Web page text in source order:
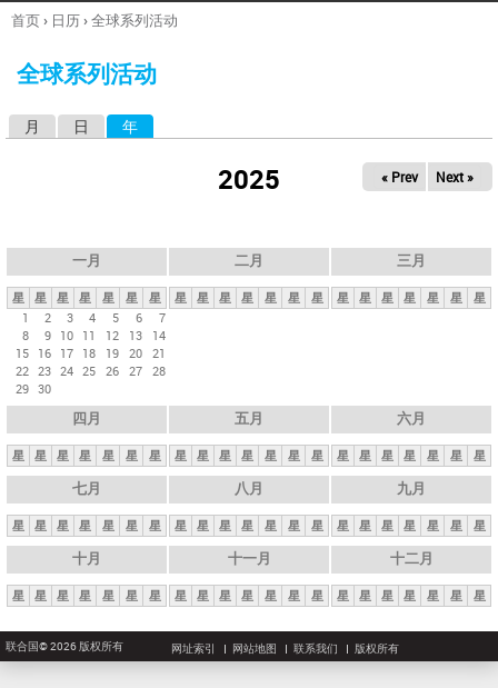
你
这
首页› 日历›全球系列活动
全球系列活动
月 日 年
2025 « Prev Next »
一月
星 星 星 星 星 星
星
1
2 3 4 5 6
7
8
9 10 11 12 13
14
15 16 17 18 19 20 21
22 23 24 25 26 27 28
29 30
二月
星 星 星 星 星 星 星
三月
星 星 星 星 星 星 星
四月
星 星 星 星 星 星 星
五月
星 星 星 星 星 星 星
六月
星 星 星 星 星 星 星
七月
星 星 星 星 星 星 星
八月
星 星 星 星 星 星 星
九月
星 星 星 星 星 星 星
十月
星 星 星 星 星 星 星
十一月
星 星 星 星 星 星 星
十二月
星 星 星 星 星 星 星
联合国© 2026 版权所有 网址索引 网站地图 联系我们 版权所有